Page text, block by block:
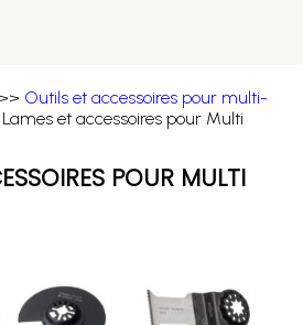
>> Outils et accessoires pour multi-
et accessoires pour Multi
POUR MULTI